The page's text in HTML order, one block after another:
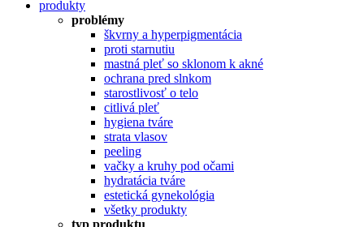
produkty
problémy
škvrny a hyperpigmentácia
proti starnutiu
mastná pleť so sklonom k ​​akné
ochrana pred slnkom
starostlivosť o telo
citlivá pleť
hygiena tváre
strata vlasov
peeling
vačky a kruhy pod očami
hydratácia tváre
estetická gynekológia
všetky produkty
typ produktu